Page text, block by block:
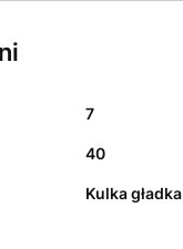
7
40
Kulka gładka